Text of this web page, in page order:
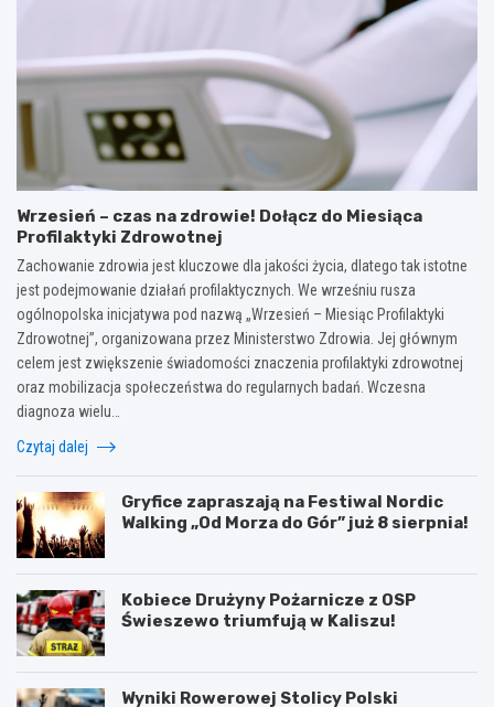
Wrzesień – czas na zdrowie! Dołącz do Miesiąca
Profilaktyki Zdrowotnej
Zachowanie zdrowia jest kluczowe dla jakości życia, dlatego tak istotne
jest podejmowanie działań profilaktycznych. We wrześniu rusza
ogólnopolska inicjatywa pod nazwą „Wrzesień – Miesiąc Profilaktyki
Zdrowotnej”, organizowana przez Ministerstwo Zdrowia. Jej głównym
celem jest zwiększenie świadomości znaczenia profilaktyki zdrowotnej
oraz mobilizacja społeczeństwa do regularnych badań. Wczesna
diagnoza wielu…
Czytaj dalej
Gryfice zapraszają na Festiwal Nordic
Walking „Od Morza do Gór” już 8 sierpnia!
Kobiece Drużyny Pożarnicze z OSP
Świeszewo triumfują w Kaliszu!
Wyniki Rowerowej Stolicy Polski